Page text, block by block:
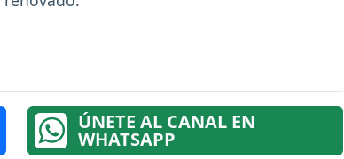
ÚNETE AL CANAL EN
WHATSAPP